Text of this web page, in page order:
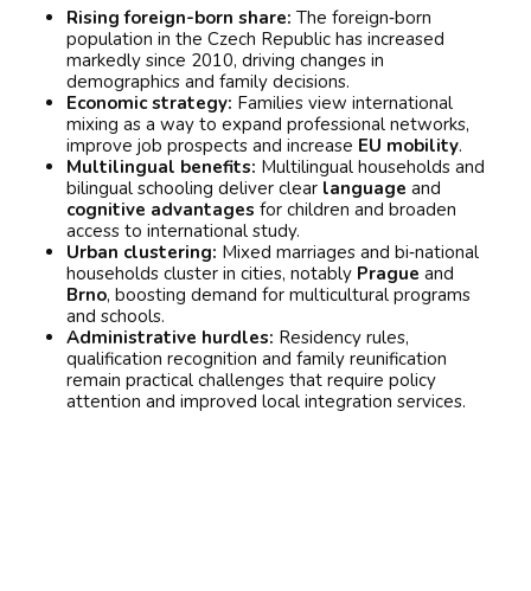
Rising foreign-born share: The foreign‑born
population in the Czech Republic has increased
markedly since 2010, driving changes in
demographics and family decisions.
Economic strategy: Families view international
mixing as a way to expand professional networks,
improve job prospects and increase EU mobility.
Multilingual benefits: Multilingual households and
bilingual schooling deliver clear language and
cognitive advantages for children and broaden
access to international study.
Urban clustering: Mixed marriages and bi‑national
households cluster in cities, notably Prague and
Brno, boosting demand for multicultural programs
and schools.
Administrative hurdles: Residency rules,
qualification recognition and family reunification
remain practical challenges that require policy
attention and improved local integration services.